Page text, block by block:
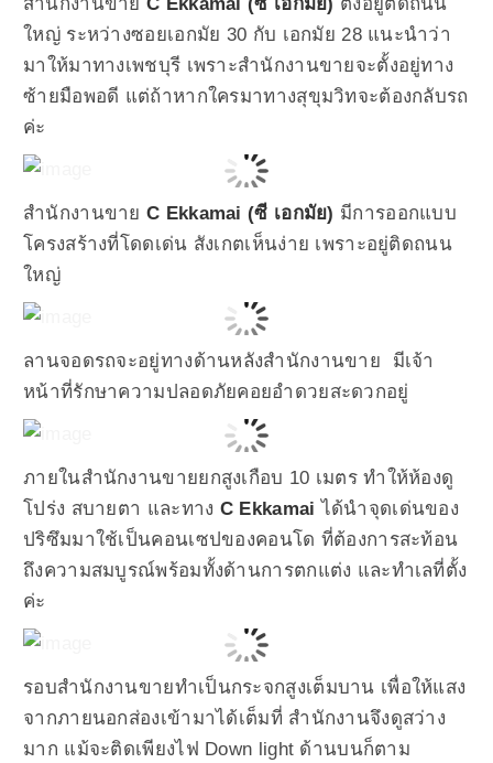
ใหญ่ ระหว่างซอยเอกมัย 30 กับ เอกมัย 28 แนะนำว่า
มาให้มาทางเพชบุรี เพราะสำนักงานขายจะตั้งอยู่ทาง
ซ้ายมือพอดี แต่ถ้าหากใครมาทางสุขุมวิทจะต้องกลับรถ
ค่ะ
สำนักงานขาย C Ekkamai (ซี เอกมัย) มีการออกแบบ
โครงสร้างที่โดดเด่น สังเกตเห็นง่าย เพราะอยู่ติดถนน
ใหญ่
ลานจอดรถจะอยู่ทางด้านหลังสำนักงานขาย มีเจ้า
หน้าที่รักษาความปลอดภัยคอยอำดวยสะดวกอยู่
ภายในสำนักงานขายยกสูงเกือบ 10 เมตร ทำให้ห้องดู
โปร่ง สบายตา และทาง C Ekkamai ได้นำจุดเด่นของ
ปริซึมมาใช้เป็นคอนเซปของคอนโด ที่ต้องการสะท้อน
ถึงความสมบูรณ์พร้อมทั้งด้านการตกแต่ง และทำเลที่ตั้ง
ค่ะ
รอบสำนักงานขายทำเป็นกระจกสูงเต็มบาน เพื่อให้แสง
จากภายนอกส่องเข้ามาได้เต็มที่ สำนักงานจึงดูสว่าง
มาก แม้จะติดเพียงไฟ Down light ด้านบนก็ตาม